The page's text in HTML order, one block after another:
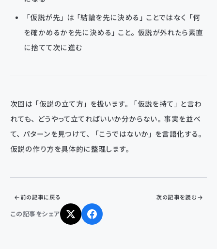
「仮説が先」は「結論を先に決める」ことではなく「何
を確かめるかを先に決める」こと。仮説が外れたら素直
に捨てて次に進む
次回は「仮説の立て方」を扱います。「仮説を持て」と言わ
れても、どうやって立てればいいか分からない。事実を並べ
て、パターンを見つけて、「こうではないか」を言語化する。
仮説の作り方を具体的に整理します。
前の記事に戻る 次の記事を読む
この記事をシェア